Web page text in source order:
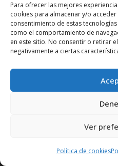
Para ofrecer las mejores
cookies para almacenar y/o
consentimiento de estas
como el comportamiento de
en este sitio. No consentir o retirar
negativamente a ciertas
Ver
Política de cookies